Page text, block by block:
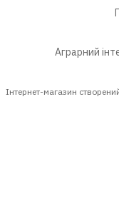
Аграрний
Інтернет-магазин